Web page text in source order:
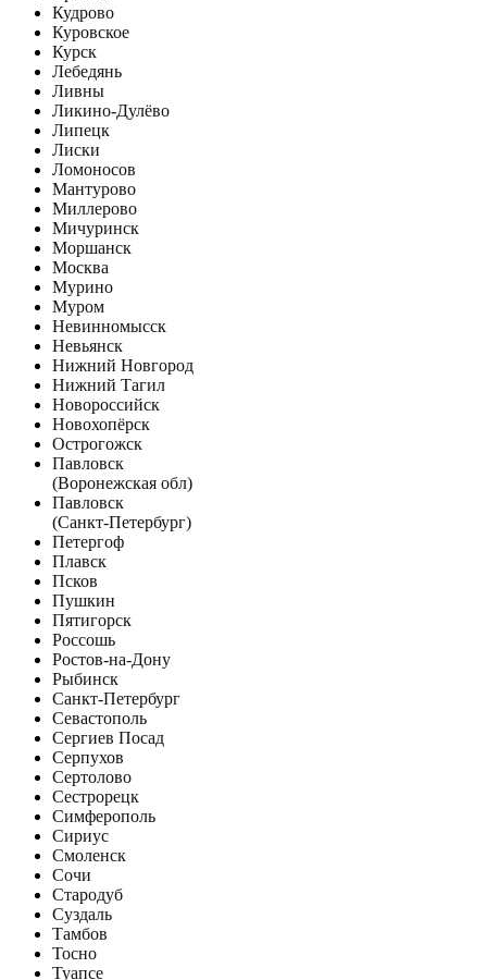
Кудрово
Куровское
Курск
Лебедянь
Ливны
Ликино-Дулёво
Липецк
Лиски
Ломоносов
Мантурово
Миллерово
Мичуринск
Моршанск
Москва
Мурино
Муром
Невинномысск
Невьянск
Нижний Новгород
Нижний Тагил
Новороссийск
Новохопёрск
Острогожск
Павловск
(Воронежская обл)
Павловск
(Санкт-Петербург)
Петергоф
Плавск
Псков
Пушкин
Пятигорск
Россошь
Ростов-на-Дону
Рыбинск
Санкт-Петербург
Севастополь
Сергиев Посад
Серпухов
Сертолово
Сестрорецк
Симферополь
Сириус
Смоленск
Сочи
Стародуб
Суздаль
Тамбов
Тосно
Туапсе